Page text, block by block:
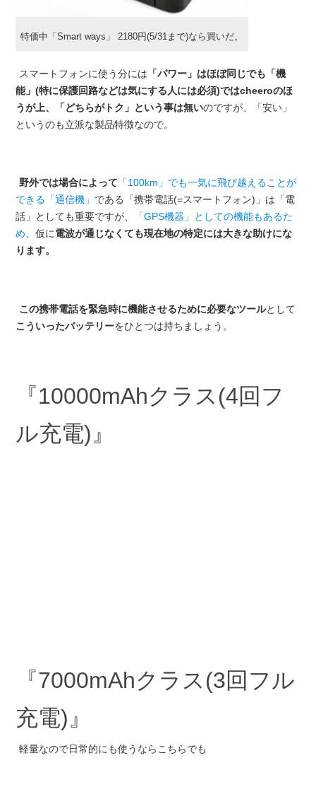
特価中「Smart ways」 2180円(5/31まで)なら買いだ。
スマートフォンに使う分には 「パワー」はほぼ同じでも「機
能」(特に保護回路などは気にする人には必須)ではcheeroのほ
うが上、「どちらがトク」という事は無いのですが、「安い」
というのも立派な製品特徴なので。
野外では場合によって 「100km」でも一気に飛び越えることが
できる「通信機」 である「携帯電話(=スマートフォン)」は「電
話」としても重要ですが、
「GPS機器」としての機能もあるた
め、仮に電波が通じなくても現在地の特定には大きな助けにな
ります。
この携帯電話を緊急時に機能させるために必要なツールとして
こういったバッテリーをひとつは持ちましょう。
『10000mAhクラス(4回フ
ル充電)』
『7000mAhクラス(3回フル
充電)』
軽量なので日常的にも使うならこちらでも